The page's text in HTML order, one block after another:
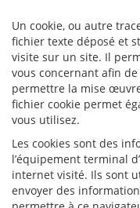
Un cookie, ou autre
fichier texte déposé et
visite sur un site. Il
vous concernant afin
permettre la mise
fichier cookie permet
vous utilisez.
Les cookies sont des
l’équipement terminal
internet visité. Ils sont
envoyer des